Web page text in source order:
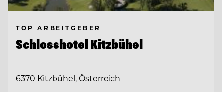
TOP ARBEITGEBER
Schlosshotel Kitzbühel
6370 Kitzbühel, Österreich